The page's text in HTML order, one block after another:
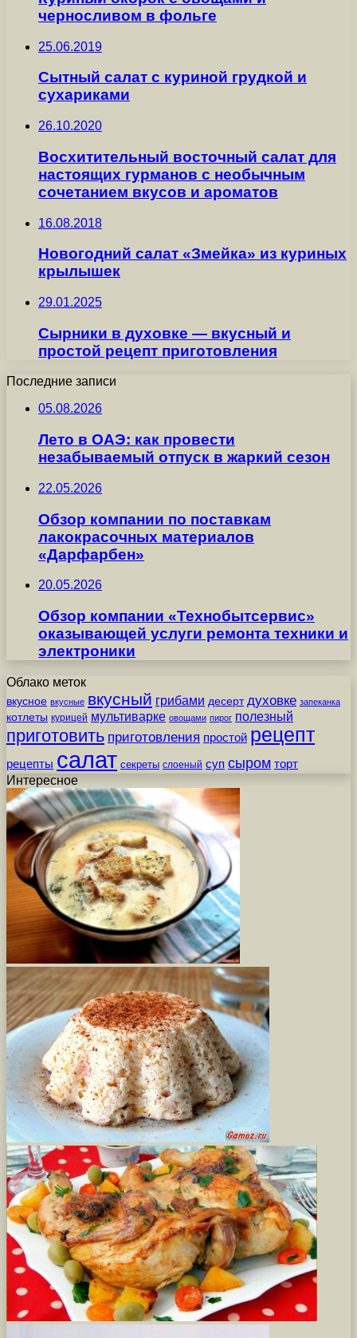
черносливом в фольге
25.06.2019
Сытный салат с куриной грудкой и
сухариками
26.10.2020
Восхитительный восточный салат для
настоящих гурманов с необычным
сочетанием вкусов и ароматов
16.08.2018
Новогодний салат «Змейка» из куриных
крылышек
29.01.2025
Сырники в духовке — вкусный и
простой рецепт приготовления
Последние записи
05.08.2026
Лето в ОАЭ: как провести
незабываемый отпуск в жаркий сезон
22.05.2026
Обзор компании по поставкам
лакокрасочных материалов
«Дарфарбен»
20.05.2026
Обзор компании «Технобытсервис»
оказывающей услуги ремонта техники и
электроники
Облако меток
вкусное вкусные вкусный грибами десерт духовке запеканка
котлеты курицей мультиварке овощами пирог полезный
приготовить приготовления простой рецепт
рецепты салат секреты слоеный суп сыром торт
Интересное